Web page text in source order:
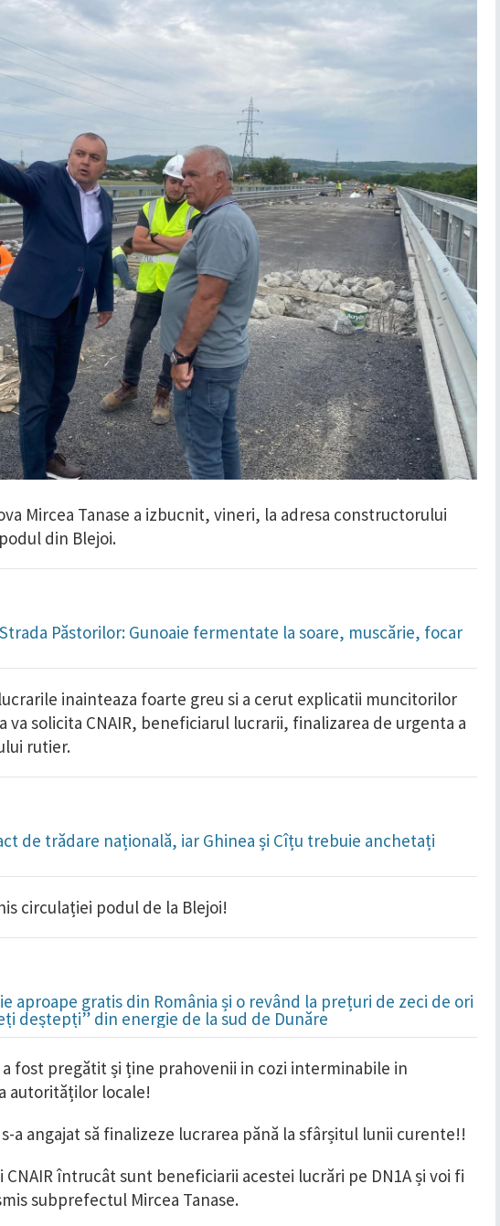
Mircea Tanase a izbucnit, vineri, la adresa constructorului
din Blejoi.
Păstorilor: Gunoaie fermentate la soare, muscărie, focar
inainteaza foarte greu si a cerut explicatii muncitorilor
solicita CNAIR, beneficiarul lucrarii, finalizarea de urgenta a
rutier.
de trădare națională, iar Ghinea și Cîțu trebuie anchetați
circulației podul de la Blejoi!
aproape gratis din România și o revând la prețuri de zeci de ori
deștepți” din energie de la sud de Dunăre
fost pregătit și ține prahovenii in cozi interminabile in
autorităților locale!
a angajat să finalizeze lucrarea pănă la sfârșitul lunii curente!!
întrucât sunt beneficiarii acestei lucrări pe DN1A și voi fi
subprefectul Mircea Tanase.